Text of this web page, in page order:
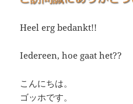
Heel erg bedankt!!
Iedereen, hoe gaat het??
こんにちは。
ゴッホです。